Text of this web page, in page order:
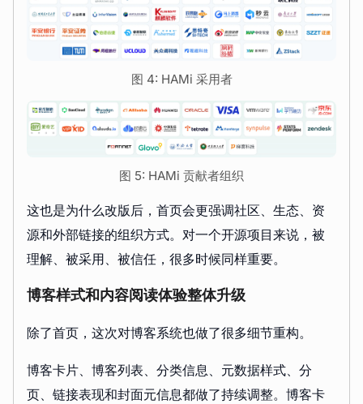
图 4: HAMi 采用者
图 5: HAMi 贡献者组织
这也是为什么改版后，首页会更强调社区、生态、资
源和外部链接的组织方式。对一个开源项目来说，被
理解、被采用、被信任，很多时候同样重要。
博客样式和内容阅读体验整体升级
除了首页，这次对博客系统也做了很多细节重构。
博客卡片、博客列表、分类信息、元数据样式、分
页、链接表现和封面元信息都做了持续调整。博客卡